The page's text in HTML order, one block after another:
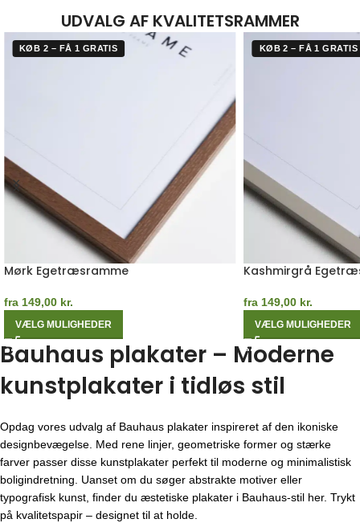
UDVALG AF KVALITETSRAMMER
KØB 2 – FÅ 1 GRATIS
Mørk Egetræsramme
fra 149,00 kr.
VÆLG MULIGHEDER
KØB 2 – FÅ 1 GRATIS
Kashmirgrå
fra 149,00 kr.
VÆLG MULIGHEDER
Bauhaus plakater – Moderne
kunstplakater i tidløs stil
Opdag vores udvalg af Bauhaus plakater inspireret af den ikoniske
designbevægelse. Med rene linjer, geometriske former og stærke
farver passer disse kunstplakater perfekt til moderne og minimalistisk
boligindretning. Uanset om du søger abstrakte motiver eller
typografisk kunst, finder du æstetiske plakater i Bauhaus-stil her. Trykt
på kvalitetspapir – designet til at holde.